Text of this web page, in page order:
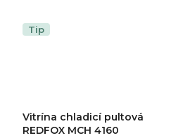
GVC33-160...
Tip
Vitrína chladicí pultová
REDFOX MCH 4160